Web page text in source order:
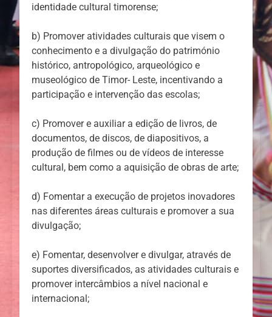
identidade cultural timorense;
b) Promover atividades culturais que visem o
conhecimento e a divulgação do património
histórico, antropológico, arqueológico e
museológico de Timor- Leste, incentivando a
participação e intervenção das escolas;
c) Promover e auxiliar a edição de livros, de
documentos, de discos, de diapositivos, a
produção de filmes ou de vídeos de interesse
cultural, bem como a aquisição de obras de arte;
d) Fomentar a execução de projetos inovadores
nas diferentes áreas culturais e promover a sua
divulgação;
e) Fomentar, desenvolver e divulgar, através de
suportes diversificados, as atividades culturais e
promover intercâmbios a nível nacional e
internacional;